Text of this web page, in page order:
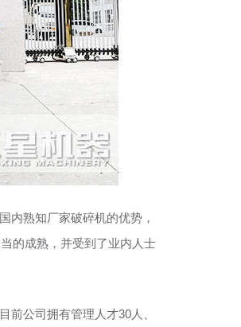
内熟知厂家破碎机的优势，
的成熟，并受到了业内人士
前公司拥有管理人才30人、